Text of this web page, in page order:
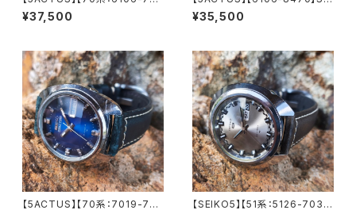
0】【新品9面カット風防】SEIK
O/セイコー 5アクタス 23石 Ca
1973年 7月製造【5ac6106-7
590-1】
¥37,500
KO/セイコー 5アクタス 25石 C
al.6106 キャリバー 機械式 自
ークウォッチ 中三針 純正ベルト
メンズウォッチ【5ac6106-847
0-1】
¥35,500
【5ACTUS】【70系：7019-735
【SEIKO5】【51系：5126-703